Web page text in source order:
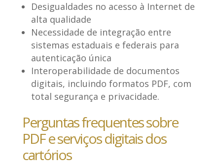
Desigualdades no acesso à Internet de
alta qualidade
Necessidade de integração entre
sistemas estaduais e federais para
autenticação única
Interoperabilidade de documentos
digitais, incluindo formatos PDF, com
total segurança e privacidade.
Perguntas frequentes sobre
PDF e serviços digitais dos
cartórios